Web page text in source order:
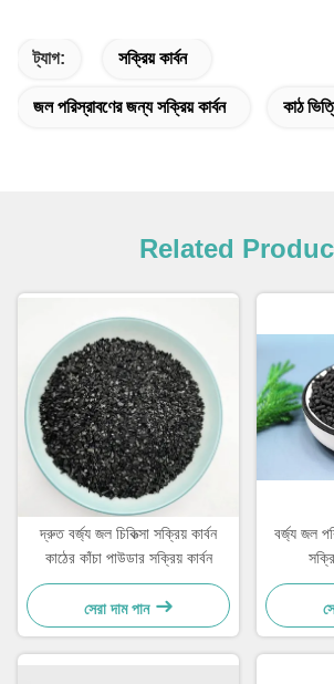
ট্যাগ: সক্রিয় কার্বন
জল পরিস্রাবণের জন্য সক্রিয় কার্বন কাঠ
Related
দ্রুত বর্জ্য জল চিকিত্সা সক্রিয় কার্বন
কাঠের কাঁচা পাউডার সক্রিয় কার্বন
সেরা দাম পান
বর্জ্য জল